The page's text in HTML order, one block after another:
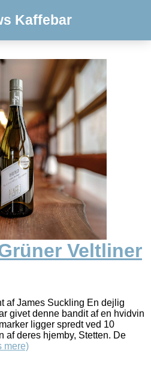
Kaffebar
Veltliner
af James Suckling En dejlig
givet denne bandit af en hvidvin
ligger spredt ved 10
deres hjemby, Stetten. De
mere)